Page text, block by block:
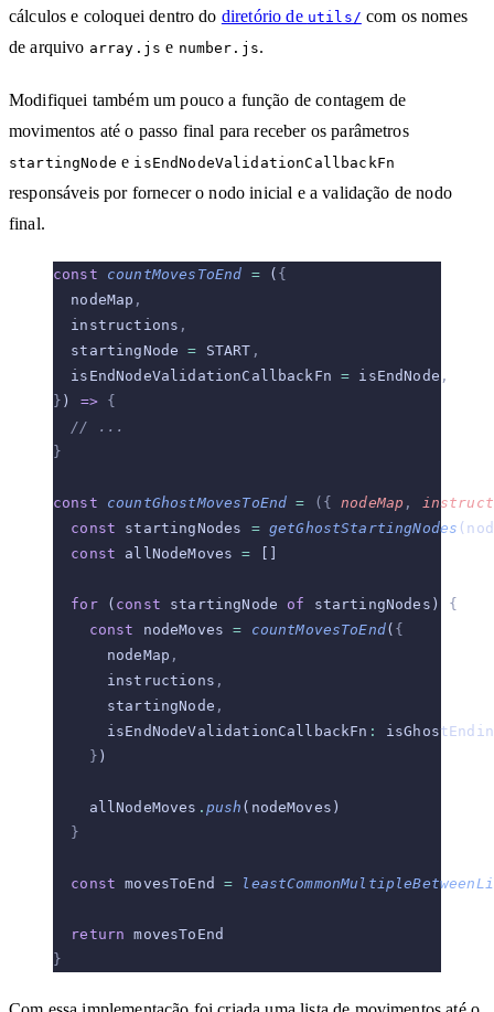
cálculos e coloquei dentro do diretório de utils/ com os nomes
de arquivo array.js e number.js.
Modifiquei também um pouco a função de contagem de
movimentos até o passo final para receber os parâmetros
startingNode e isEndNodeValidationCallbackFn
responsáveis por fornecer o nodo inicial e a validação de nodo
final.
const countMovesToEnd = ( {
  nodeMap
,
  instructions
,
  startingNode
= START ,
  isEndNodeValidationCallbackFn
= isEndNode ,
} ) => {
  // ...
}
const countGhostMovesToEnd = ({ nodeMap ,
  const
startingNodes = getGhostStartingNodes
  const
allNodeMoves = []
  for
( const startingNode of startingNodes) {
    const
nodeMoves = countMovesToEnd( {
      nodeMap
,
      instructions
,
      startingNode
,
      isEndNodeValidationCallbackFn
:
    }
)
    allNodeMoves
. push (nodeMoves)
  }
  const
movesToEnd =
  return
movesToEnd
}